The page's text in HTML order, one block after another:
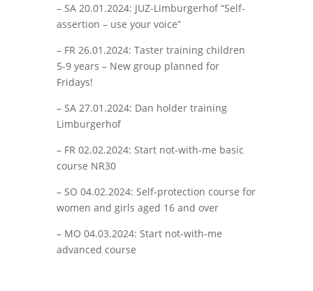
– SA 20.01.2024: JUZ-Limburgerhof “Self-
assertion – use your voice”
– FR 26.01.2024: Taster training children
5-9 years – New group planned for
Fridays!
– SA 27.01.2024: Dan holder training
Limburgerhof
– FR 02.02.2024: Start not-with-me basic
course NR30
– SO 04.02.2024: Self-protection course for
women and girls aged 16 and over
– MO 04.03.2024: Start not-with-me
advanced course